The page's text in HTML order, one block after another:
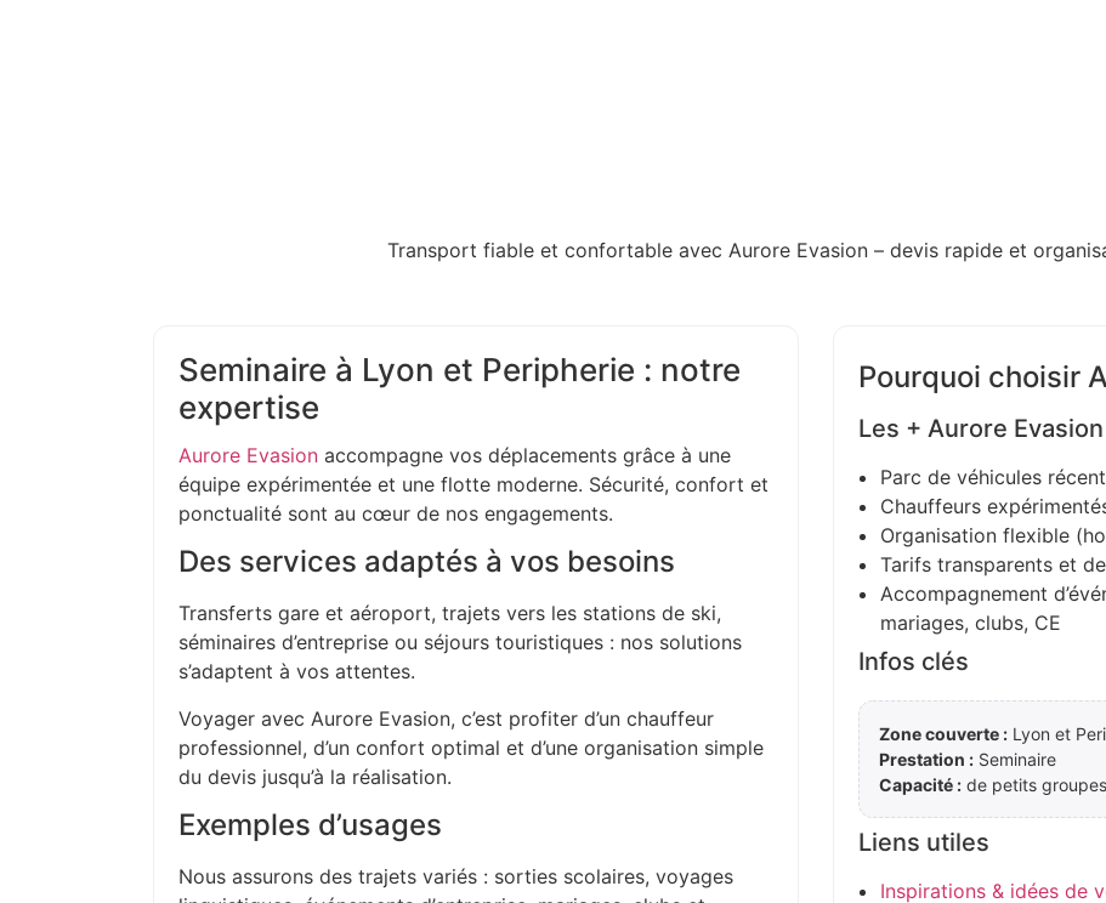
Transport fiable et confortable avec Aurore Evasion – devis rapide et
Seminaire à Lyon et Peripherie : notre
expertise
Aurore Evasion accompagne vos déplacements grâce à une
équipe expérimentée et une flotte moderne. Sécurité, confort et
ponctualité sont au cœur de nos engagements.
Des services adaptés à vos besoins
Transferts gare et aéroport, trajets vers les stations de ski,
séminaires d’entreprise ou séjours touristiques : nos solutions
s’adaptent à vos attentes.
Voyager avec Aurore Evasion, c’est profiter d’un chauffeur
professionnel, d’un confort optimal et d’une organisation simple
du devis jusqu’à la réalisation.
Exemples d’usages
Nous assurons des trajets variés : sorties scolaires, voyages
Pourquoi choisir
Les + Aurore Evasion
Parc de véhicules
Chauffeurs
Organisation flexible
Tarifs transparents et
Accompagnement
mariages, clubs, CE
Infos clés
Zone couverte : Lyon et
Prestation : Seminaire
Capacité : de petits
Liens utiles
Inspirations & idées de